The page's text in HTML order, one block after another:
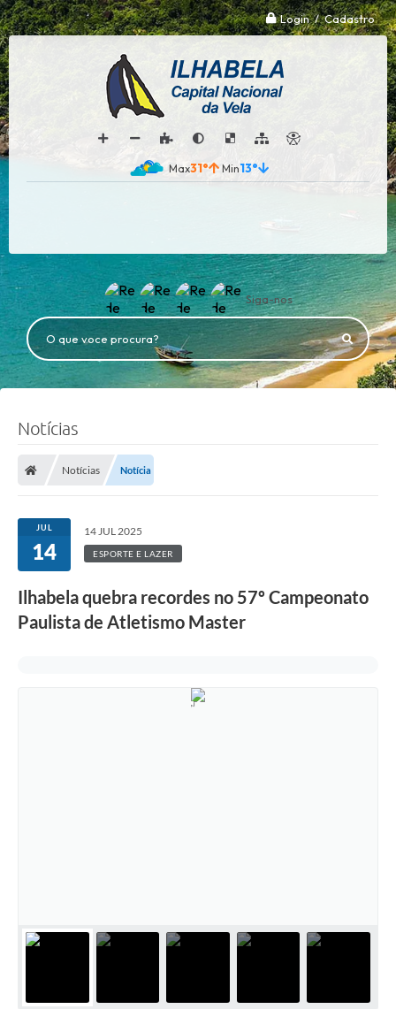
Login / Cadastro
31° 13°
Siga-nos
O que voce procura?
Notícias
Notícias Notícia
JUL
14
14 JUL 2025
ESPORTE E LAZER
Ilhabela quebra recordes no 57º Campeonato
Paulista de Atletismo Master